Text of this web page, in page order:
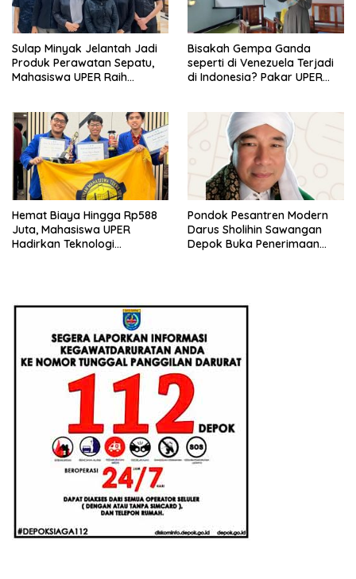
Sulap Minyak Jelantah Jadi
Produk Perawatan Sepatu,
Mahasiswa UPER Raih
Bisakah Gempa Ganda
seperti di Venezuela Terjadi
di Indonesia? Pakar UPER
Hemat Biaya Hingga Rp588
Juta, Mahasiswa UPER
Hadirkan Teknologi
Pondok Pesantren Modern
Darus Sholihin Sawangan
Depok Buka Penerimaan